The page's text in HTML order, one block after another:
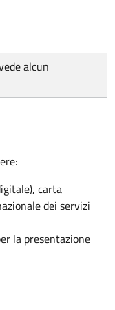
alcun
carta
dei servizi
la presentazione